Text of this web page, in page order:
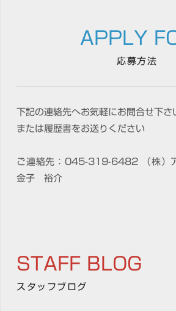
APPLY
応募方法
下記の連絡先へお気軽にお問合せ下さ
または履歴書をお送りください
ご連絡先：045-319-6482 （株）
金子 裕介
STAFF BLOG
スタッフブログ